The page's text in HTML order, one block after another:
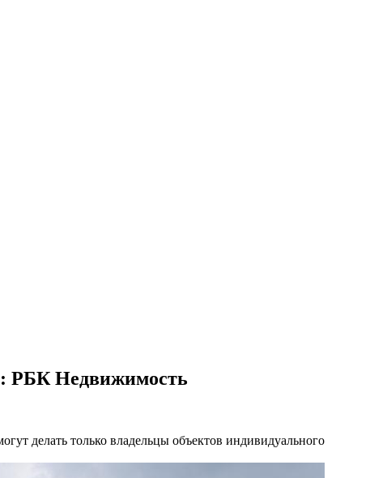
РБК Недвижимость
делать только владельцы объектов индивидуального